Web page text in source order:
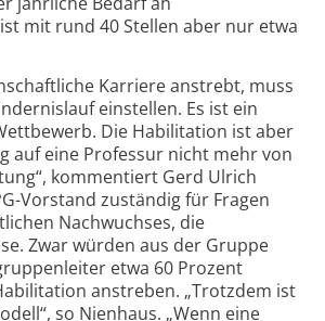
mit rund 40 Stellen aber nur etwa
Karriere anstrebt, muss
einstellen. Es ist ein
Die Habilitation ist aber
auf eine Professur nicht mehr von
kommentiert Gerd Ulrich
Vorstand zuständig für Fragen
Nachwuchses, die
Zwar würden aus der Gruppe
etwa 60 Prozent
anstreben. „Trotzdem ist
so Nienhaus. „Wenn eine